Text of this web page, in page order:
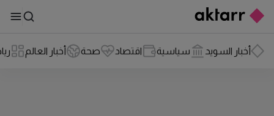
أخبار السويد سياسية اقتصاد صحة أخبار العالم